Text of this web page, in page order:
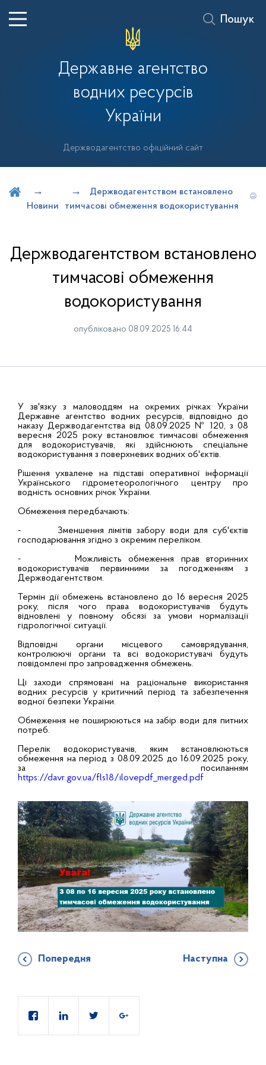
Державне агентство
водних ресурсів
України
Держводагентство офіційний сайт
Пошук
Новини
Держводагентством встановлено
тимчасові обмеження водокористування
Держводагентством встановлено
тимчасові обмеження
водокористування
опубліковано 08.09.2025 16:44
У зв'язку з маловоддям на окремих річках України
Державне агентство водних ресурсів, відповідно до
наказу Держводагентства від 08.09.2025 № 120, з 08
вересня 2025 року встановлює тимчасові обмеження
для водокористувачів, які здійснюють спеціальне
водокористування з поверхневих водних об'єктів.
Рішення ухвалене на підставі оперативної інформації
Українського гідрометеорологічного центру про
водність основних річок України.
Обмеження передбачають:
- Зменшення лімітів забору води для суб'єктів
господарювання згідно з окремим переліком.
- Можливість обмеження прав вторинних
водокористувачів первинними за погодженням з
Держводагентством.
Термін дії обмежень встановлено до 16 вересня 2025
року, після чого права водокористувачів будуть
відновлені у повному обсязі за умови нормалізації
гідрологічної ситуації.
Відповідні органи місцевого самоврядування,
контролюючі органи та всі водокористувачі будуть
повідомлені про запровадження обмежень.
Ці заходи спрямовані на раціональне використання
водних ресурсів у критичний період та забезпечення
водної безпеки України.
Обмеження не поширюються на забір води для питних
потреб.
Перелік водокористувачів, яким встановлюються
обмеження на період з 08.09.2025 до 16.09.2025 року,
за посиланням
https://davr.gov.ua/fls18/ilovepdf_merged.pdf
Попередня Наступна